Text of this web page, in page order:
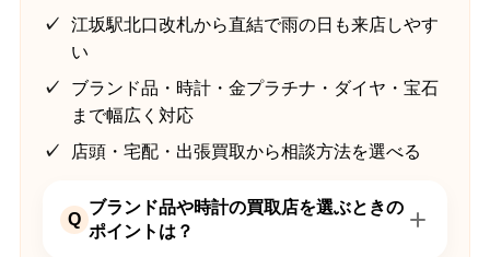
江坂駅北口改札から直結で雨の日も来店しやす
い
ブランド品・時計・金プラチナ・ダイヤ・宝石
まで幅広く対応
店頭・宅配・出張買取から相談方法を選べる
Q
ブランド品や時計の買取店を選ぶときの
ポイントは？